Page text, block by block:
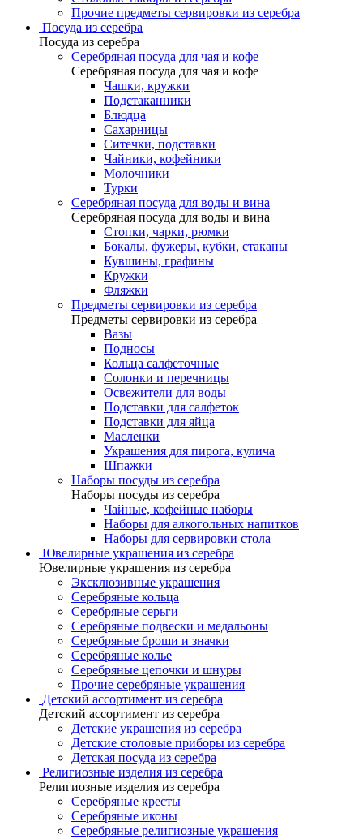
Прочие предметы сервировки из серебра
Посуда из серебра
Посуда из серебра
Серебряная посуда для чая и кофе
Серебряная посуда для чая и кофе
Чашки, кружки
Подстаканники
Блюдца
Сахарницы
Ситечки, подставки
Чайники, кофейники
Молочники
Турки
Серебряная посуда для воды и вина
Серебряная посуда для воды и вина
Стопки, чарки, рюмки
Бокалы, фужеры, кубки, стаканы
Кувшины, графины
Кружки
Фляжки
Предметы сервировки из серебра
Предметы сервировки из серебра
Вазы
Подносы
Кольца салфеточные
Солонки и перечницы
Освежители для воды
Подставки для салфеток
Подставки для яйца
Масленки
Украшения для пирога, кулича
Шпажки
Наборы посуды из серебра
Наборы посуды из серебра
Чайные, кофейные наборы
Наборы для алкогольных напитков
Наборы для сервировки стола
Ювелирные украшения из серебра
Ювелирные украшения из серебра
Эксклюзивные украшения
Серебряные кольца
Серебряные серьги
Серебряные подвески и медальоны
Серебряные броши и значки
Серебряные колье
Серебряные цепочки и шнуры
Прочие серебряные украшения
Детский ассортимент из серебра
Детский ассортимент из серебра
Детские украшения из серебра
Детские столовые приборы из серебра
Детская посуда из серебра
Религиозные изделия из серебра
Религиозные изделия из серебра
Серебряные кресты
Серебряные иконы
Серебряные религиозные украшения